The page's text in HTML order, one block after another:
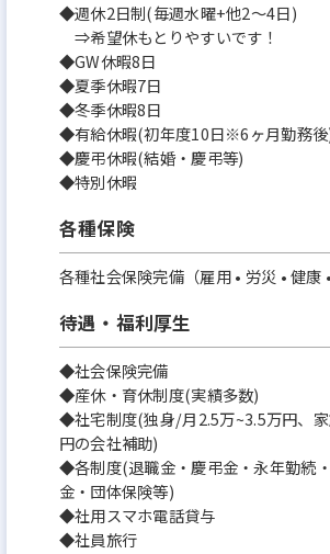
◆週休2日制(毎週水曜+他2～4日)
⇒希望休もとりやすいです！
◆GW休暇8日
◆夏季休暇7日
◆冬季休暇8日
◆有給休暇(初年度10日※6ヶ月勤務
◆慶弔休暇(結婚・慶弔等)
◆特別休暇
各種保険
各種社会保険完備（雇用 • 労災 • 健康
待遇・福利厚生
◆社会保険完備
◆産休・育休制度(実績多数)
◆社宅制度(独身/月2.5万~3.5万円、
円の会社補助)
◆各制度(退職金・慶弔金・永年勤続
金・団体保険等)
◆社用スマホ電話貸与
◆社員旅行